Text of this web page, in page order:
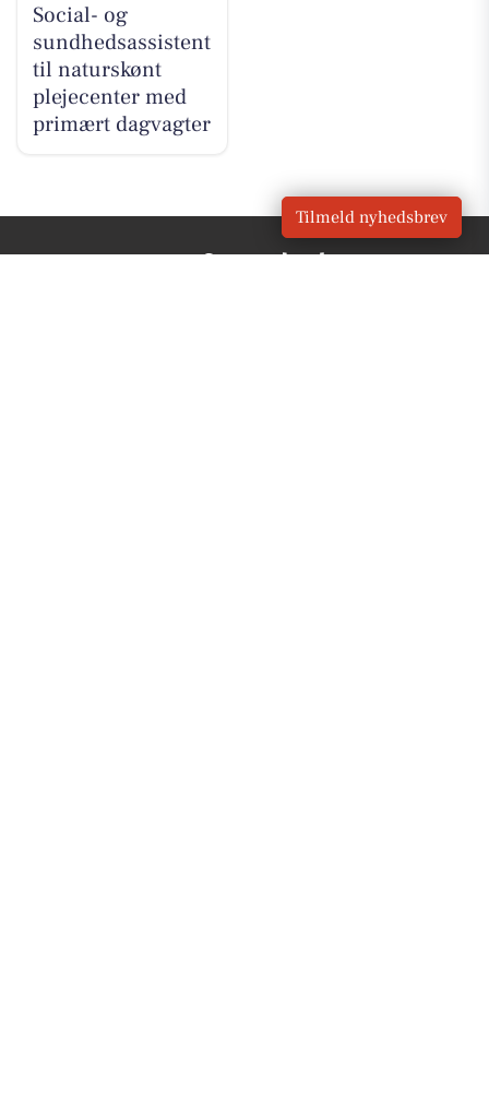
Social- og
sundhedsassistent
til naturskønt
plejecenter med
primært dagvagter
VORES Sønderborg
Tilmeld nyhedsbrev